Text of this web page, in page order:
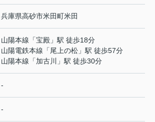
兵庫県高砂市米田町米田
山陽本線 「宝殿 」駅 徒歩18分
山陽電鉄本線 「尾上の松 」駅 徒歩57分
山陽本線 「加古川 」駅 徒歩30分
-
-